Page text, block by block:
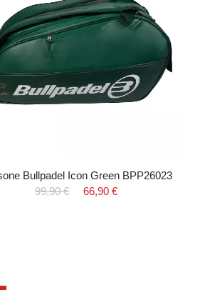
Bullpadel Icon Green BPP26023
99,90 €
66,90 €